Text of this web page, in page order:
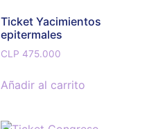
Ticket Yacimientos
epitermales
CLP 475.000
Añadir al carrito